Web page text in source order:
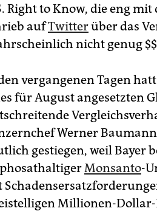
Right to Know, die eng
aufTwitterüber das
nicht genug
vergangenen Tagen
für August angesetzten
Werner
gestiegen, weil Bayer
Monsanto-
Millionen-